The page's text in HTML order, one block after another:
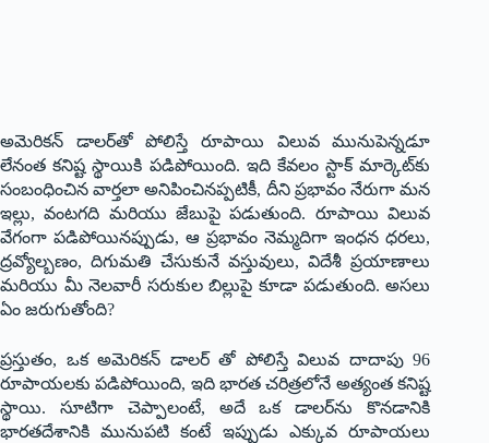
అమెరికన్ డాలర్‌తో పోలిస్తే రూపాయి విలువ మునుపెన్నడూ
లేనంత కనిష్ట స్థాయికి పడిపోయింది. ఇది కేవలం స్టాక్ మార్కెట్‌కు
సంబంధించిన వార్తలా అనిపించినప్పటికీ, దీని ప్రభావం నేరుగా మన
ఇల్లు, వంటగది మరియు జేబుపై పడుతుంది. రూపాయి విలువ
వేగంగా పడిపోయినప్పుడు, ఆ ప్రభావం నెమ్మదిగా ఇంధన ధరలు,
ద్రవ్యోల్బణం, దిగుమతి చేసుకునే వస్తువులు, విదేశీ ప్రయాణాలు
మరియు మీ నెలవారీ సరుకుల బిల్లుపై కూడా పడుతుంది. అసలు
ఏం జరుగుతోంది?
ప్రస్తుతం, ఒక అమెరికన్ డాలర్ తో పోలిస్తే విలువ దాదాపు 96
రూపాయలకు పడిపోయింది, ఇది భారత చరిత్రలోనే అత్యంత కనిష్ట
స్థాయి. సూటిగా చెప్పాలంటే, అదే ఒక డాలర్‌ను కొనడానికి
భారతదేశానికి మునుపటి కంటే ఇప్పుడు ఎక్కువ రూపాయలు